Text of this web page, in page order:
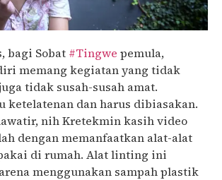
bagi Sobat #Tingwe pemula,
memang kegiatan yang tidak
tidak susah-susah amat.
ketelatenan dan harus dibiasakan.
nih Kretekmin kasih video
dengan memanfaatkan alat-alat
di rumah. Alat linting ini
menggunakan sampah plastik